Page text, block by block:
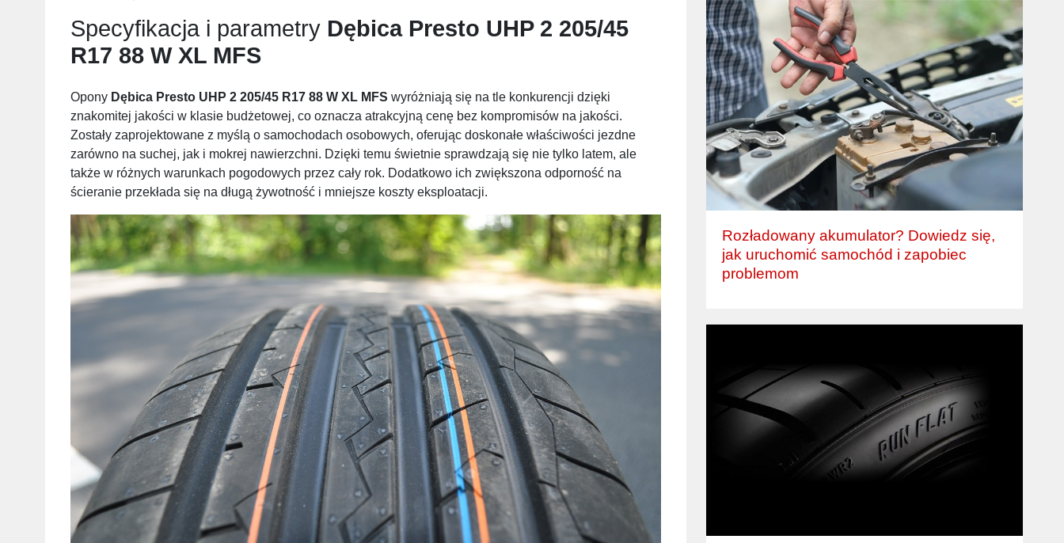
Specyfikacja i parametry Dębica Presto UHP 2 205/45
R17 88 W XL MFS
Opony Dębica Presto UHP 2 205/45 R17 88 W XL MFS wyróżniają się na tle konkurencji dzięki
znakomitej jakości w klasie budżetowej, co oznacza atrakcyjną cenę bez kompromisów na jakości.
Zostały zaprojektowane z myślą o samochodach osobowych, oferując doskonałe właściwości jezdne
zarówno na suchej, jak i mokrej nawierzchni. Dzięki temu świetnie sprawdzają się nie tylko latem, ale
także w różnych warunkach pogodowych przez cały rok. Dodatkowo ich zwiększona odporność na
ścieranie przekłada się na długą żywotność i mniejsze koszty eksploatacji.
Rozładowany akumulator? Dowiedz się,
jak uruchomić samochód i zapobiec
problemom